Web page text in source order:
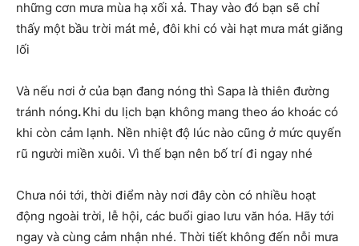
những cơn mưa mùa hạ xối xả. Thay vào đó bạn sẽ chỉ
thấy một bầu trời mát mẻ, đôi khi có vài hạt mưa mát giăng
lối
Và nếu nơi ở của bạn đang nóng thì Sapa là thiên đường
tránh nóng.Khi du lịch bạn không mang theo áo khoác có
khi còn cảm lạnh. Nền nhiệt độ lúc nào cũng ở mức quyến
rũ người miền xuôi. Vì thế bạn nên bố trí đi ngay nhé
Chưa nói tới, thời điểm này nơi đây còn có nhiều hoạt
động ngoài trời, lễ hội, các buổi giao lưu văn hóa. Hãy tới
ngay và cùng cảm nhận nhé. Thời tiết không đến nỗi mưa